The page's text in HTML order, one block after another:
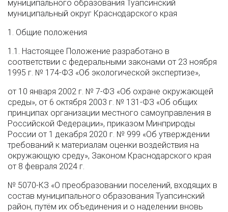
муниципального образования Туапсинский
муниципальный округ Краснодарского края
1. Общие положения
1.1. Настоящее Положение разработано в
соответствии с федеральными законами от 23 ноября
1995 г. № 174-ФЗ «Об экологической экспертизе»,
от 10 января 2002 г. № 7-ФЗ «Об охране окружающей
среды», от 6 октября 2003 г. № 131-ФЗ «Об общих
принципах организации местного самоуправления в
Российской Федерации», приказом Минприроды
России от 1 декабря 2020 г. № 999 «Об утверждении
требований к материалам оценки воздействия на
окружающую среду», Законом Краснодарского края
от 8 февраля 2024 г.
№ 5070-КЗ «О преобразовании поселений, входящих в
состав муниципального образования Туапсинский
район, путём их объединения и о наделении вновь